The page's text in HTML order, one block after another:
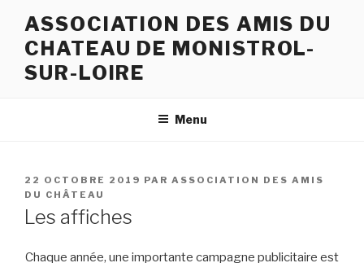
contenu
principal
ASSOCIATION DES AMIS DU
CHATEAU DE MONISTROL-
SUR-LOIRE
Menu
PUBLIÉ
LE
22 OCTOBRE 2019 PAR ASSOCIATION DES AMIS
DU CHÂTEAU
Les affiches
Chaque année, une importante campagne publicitaire est